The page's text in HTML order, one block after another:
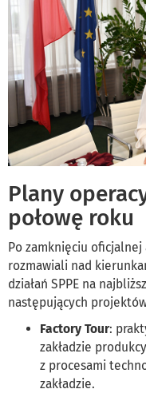
Plany
połowę roku
Po zamknięciu oficjalnej
rozmawiali nad
działań SPPE na
następujących
Factory Tour:
zakładzie
z procesami
zakładzie.